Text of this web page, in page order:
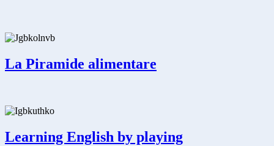
La Piramide alimentare
Learning English by playing